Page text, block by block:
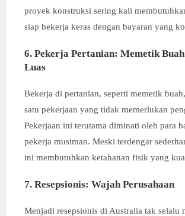
proyek konstruksi sering kali
siap bekerja keras dengan bayaran yang
6. Pekerja Pertanian: Memetik
Luas
Bekerja di pertanian, seperti memetik
satu pekerjaan yang tidak memerlukan
Pekerjaan ini terutama diminati oleh para
pekerja musiman. Meski terdengar
ini membutuhkan ketahanan fisik yang
7. Resepsionis: Wajah Perusahaan
Menjadi resepsionis di Australia tak selalu